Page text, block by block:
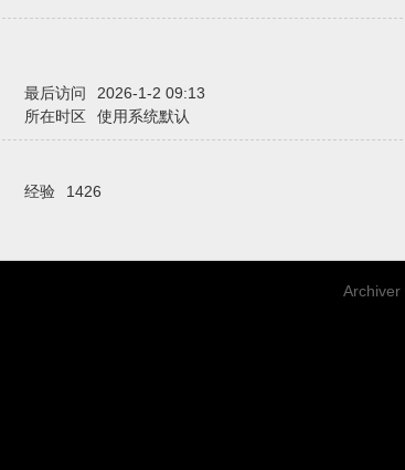
最后访问
2026-1-2 09:13
所在时区 使用系统默认
经验
1426
Archiver